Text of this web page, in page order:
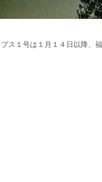
ス１号は１月１４日以降、